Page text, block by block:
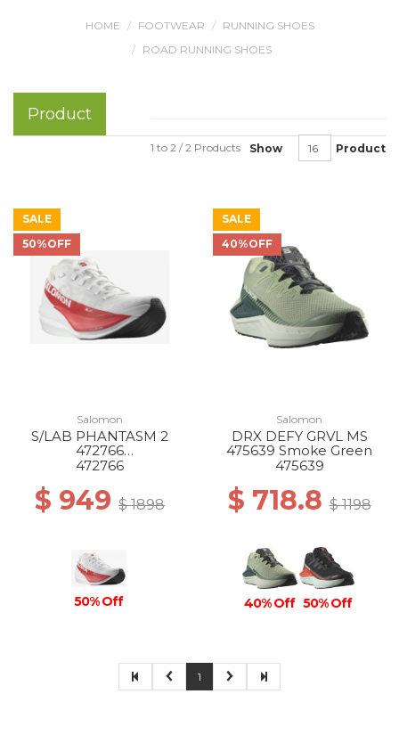
HOME FOOTWEAR
RUNNING SHOES
ROAD RUNNING SHOES
Product
Show Product
1 to 2 / 2 Products
SALE
50%OFF
Salomon
S/LAB PHANTASM 2
472766
WHITE/WHITE/HIGH
472766
$ 949 $ 1898
50% Off
SALE
40%OFF
Salomon
DRX DEFY GRVL MS
475639 Smoke Green
475639
$ 718.8$ 1198
40% Off 50% Off
1